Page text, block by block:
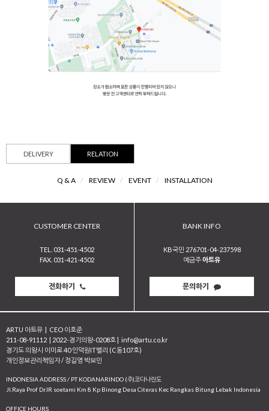
DELIVERY RELATION
Q & A / REVIEW / EVENT / INSTALLATION
CUSTOMER CENTER
TEL. 031-451-4502
FAX. 031-421-4502
전화하기
BANK INFO
KB국민 276701-04-237598
예금주아트유
문의하기
ARTU 아트유
CEO 이호준
211-08-91112
2022-경기의왕-0208호
info@artu.co.kr
경기도 의왕시 이미로 40 인덕원IT밸리 (C동107호)
개인정보관리책임자 / 정길영 박보민
INDONESIA ADDRESS / PT KODANARINDO (주)코다나린도
JI.Raya Prof Dr.IR soetami Km 8 Kp Binong Desa Citeras Kec Rangkas Bitung Lebak Indonesia
OFFICE HOURS